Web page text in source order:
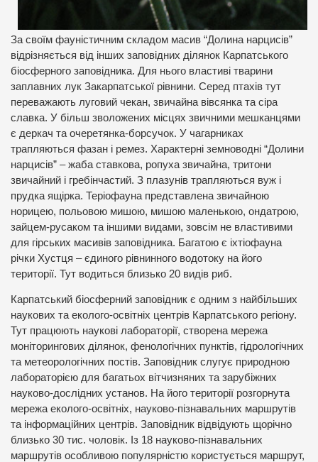
За своїм фауністичним складом масив “Долина нарцисів”
відрізняється від інших заповідних ділянок Карпатського
біосферного заповідника. Для нього властиві тварини
заплавних лук Закарпатської рівнини. Серед птахів тут
переважають луговий чекан, звичайна вівсянка та сіра
славка. У більш зволожених місцях звичними мешканцями
є деркач та очеретянка-борсучок. У чагарниках
трапляються фазан і ремез. Характерні земноводні “Долини
нарцисів” – жаба ставкова, ропуха звичайна, тритони
звичайний і гребінчастий. З плазунів трапляються вуж і
прудка ящірка. Теріофауна представлена звичайною
норицею, польовою мишою, мишою маленькою, ондатрою,
зайцем-русаком та іншими видами, зовсім не властивими
для гірських масивів заповідника. Багатою є іхтіофауна
річки Хустця – єдиного рівнинного водотоку на його
території. Тут водиться близько 20 видів риб.
Карпатський біосферний заповідник є одним з найбільших
наукових та еколого-освітніх центрів Карпатського регіону.
Тут працюють наукові лабораторії, створена мережа
моніторингових ділянок, фенологічних пунктів, гідрологічних
та метеорологічних постів. Заповідник слугує природною
лабораторією для багатьох вітчизняних та зарубіжних
науково-дослідних установ. На його території розгорнута
мережа еколого-освітніх, науково-пізнавальних маршрутів
та інформаційних центрів. Заповідник відвідують щорічно
близько 30 тис. чоловік. Із 18 науково-пізнавальних
маршрутів особливою популярністю користується маршрут,